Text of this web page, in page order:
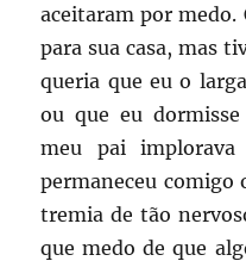
aceitaram por
para sua casa, mas
queria que eu o
ou que eu
meu pai
permaneceu comigo
tremia de tão
que medo de que